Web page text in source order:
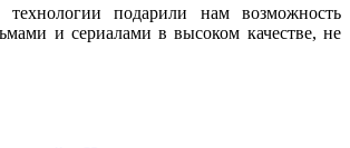
технологии подарили нам возможность
и сериалами в высоком качестве, не